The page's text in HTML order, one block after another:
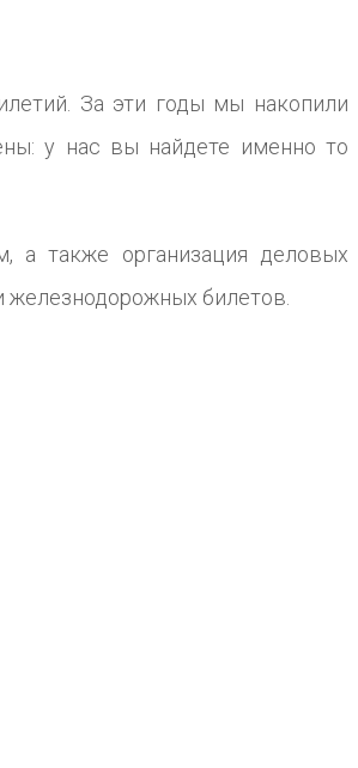
За эти годы мы накопили
у нас вы найдете именно то
также организация деловых
железнодорожных билетов.